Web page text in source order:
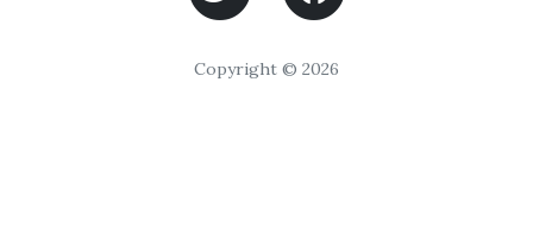
Copyright © 2026